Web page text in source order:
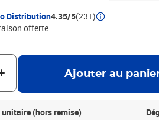
Distribution4.35/5(231)
offerte
Ajouter au
unitaire (hors remise)